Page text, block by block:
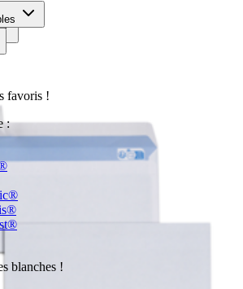
favoris !
:
blanches !